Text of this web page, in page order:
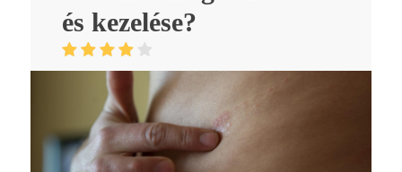
és kezelése?